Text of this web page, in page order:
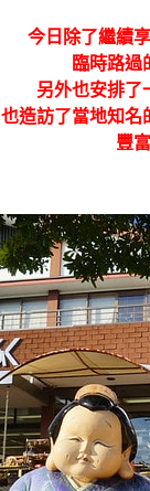
今日除了繼續
臨時路過
另外也安排了
也造訪了當地知名
豐